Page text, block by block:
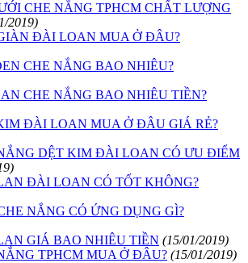
CHE NẮNG TPHCM CHẤT LƯỢNG
2019)
ĐÀI LOAN MUA Ở ĐÂU?
CHE NẮNG BAO NHIÊU?
CHE NẮNG BAO NHIÊU TIỀN?
ĐÀI LOAN MUA Ở ĐÂU GIÁ RẺ?
DỆT KIM ĐÀI LOAN CÓ ƯU ĐIỂM
ĐÀI LOAN CÓ TỐT KHÔNG?
NẮNG CÓ ỨNG DỤNG GÌ?
GIÁ BAO NHIÊU TIỀN (15/01/2019)
TPHCM MUA Ở ĐÂU? (15/01/2019)